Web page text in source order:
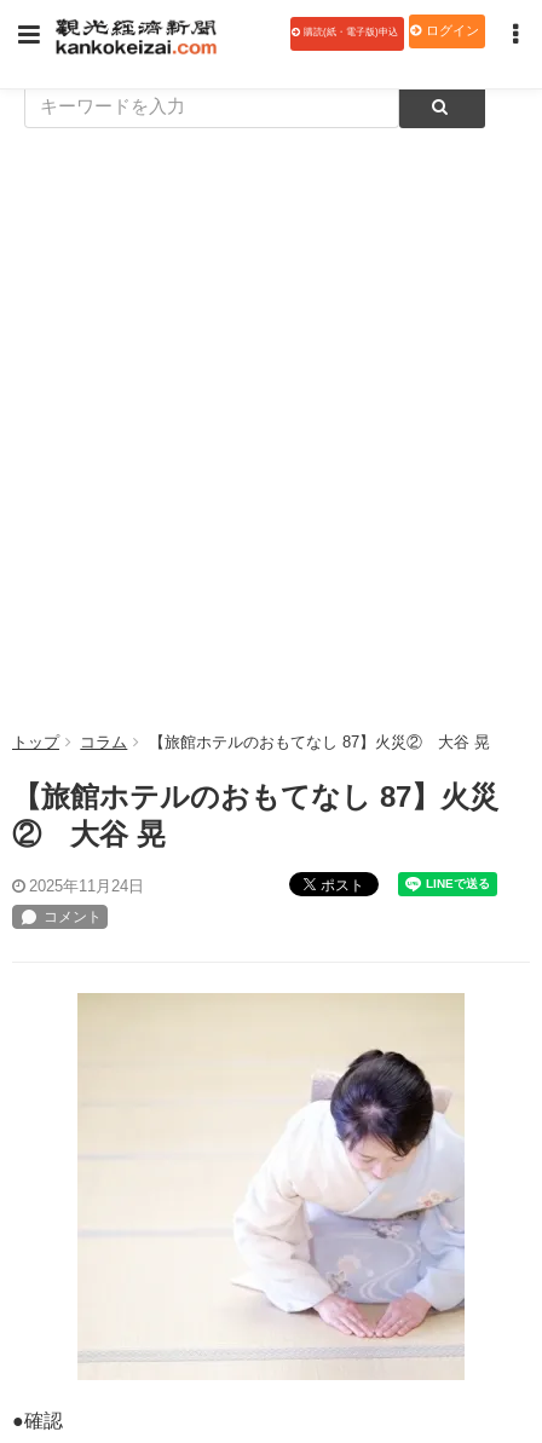
購読(紙・電子版)申込 ログイン
トップ コラム 【旅館ホテルのおもてなし 87】火災② 大谷 晃
【旅館ホテルのおもてなし 87】火災
② 大谷 晃
2025年11月24日 ポスト
●確認